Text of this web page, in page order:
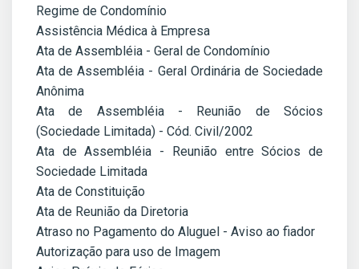
Regime de Condomínio
Assistência Médica à Empresa
Ata de Assembléia - Geral de Condomínio
Ata de Assembléia - Geral Ordinária de Sociedade
Anônima
Ata de Assembléia - Reunião de Sócios
(Sociedade Limitada) - Cód. Civil/2002
Ata de Assembléia - Reunião entre Sócios de
Sociedade Limitada
Ata de Constituição
Ata de Reunião da Diretoria
Atraso no Pagamento do Aluguel - Aviso ao fiador
Autorização para uso de Imagem